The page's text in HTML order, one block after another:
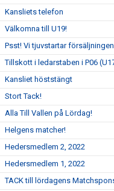
Kansliets telefon
Välkomna till U19!
Psst! Vi tjuvstartar
Tillskott i ledarstaben i P06
Kansliet höststängt
Stort Tack!
Alla Till Vallen på Lördag!
Helgens matcher!
Hedersmedlem 2, 2022
Hedersmedlem 1, 2022
TACK till lördagens